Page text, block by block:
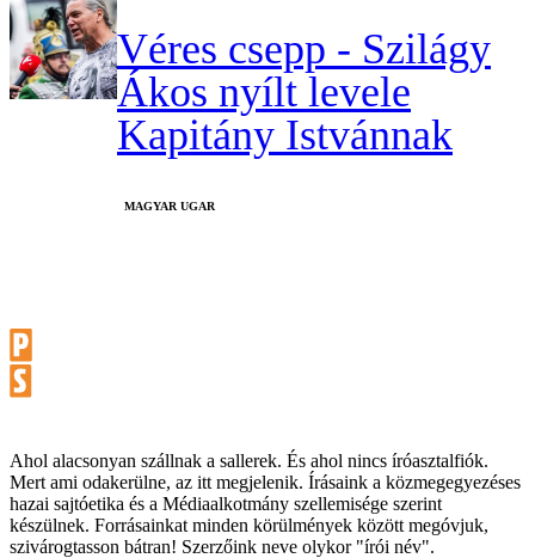
Véres csepp - Szilágy
Ákos nyílt levele
Kapitány Istvánnak
MAGYAR UGAR
Ahol alacsonyan szállnak a sallerek. És ahol nincs íróasztalfiók.
Mert ami odakerülne, az itt megjelenik. Írásaink a közmegegyezéses
hazai sajtóetika és a Médiaalkotmány szellemisége szerint
készülnek. Forrásainkat minden körülmények között megóvjuk,
szivárogtasson bátran! Szerzőink neve olykor "írói név".